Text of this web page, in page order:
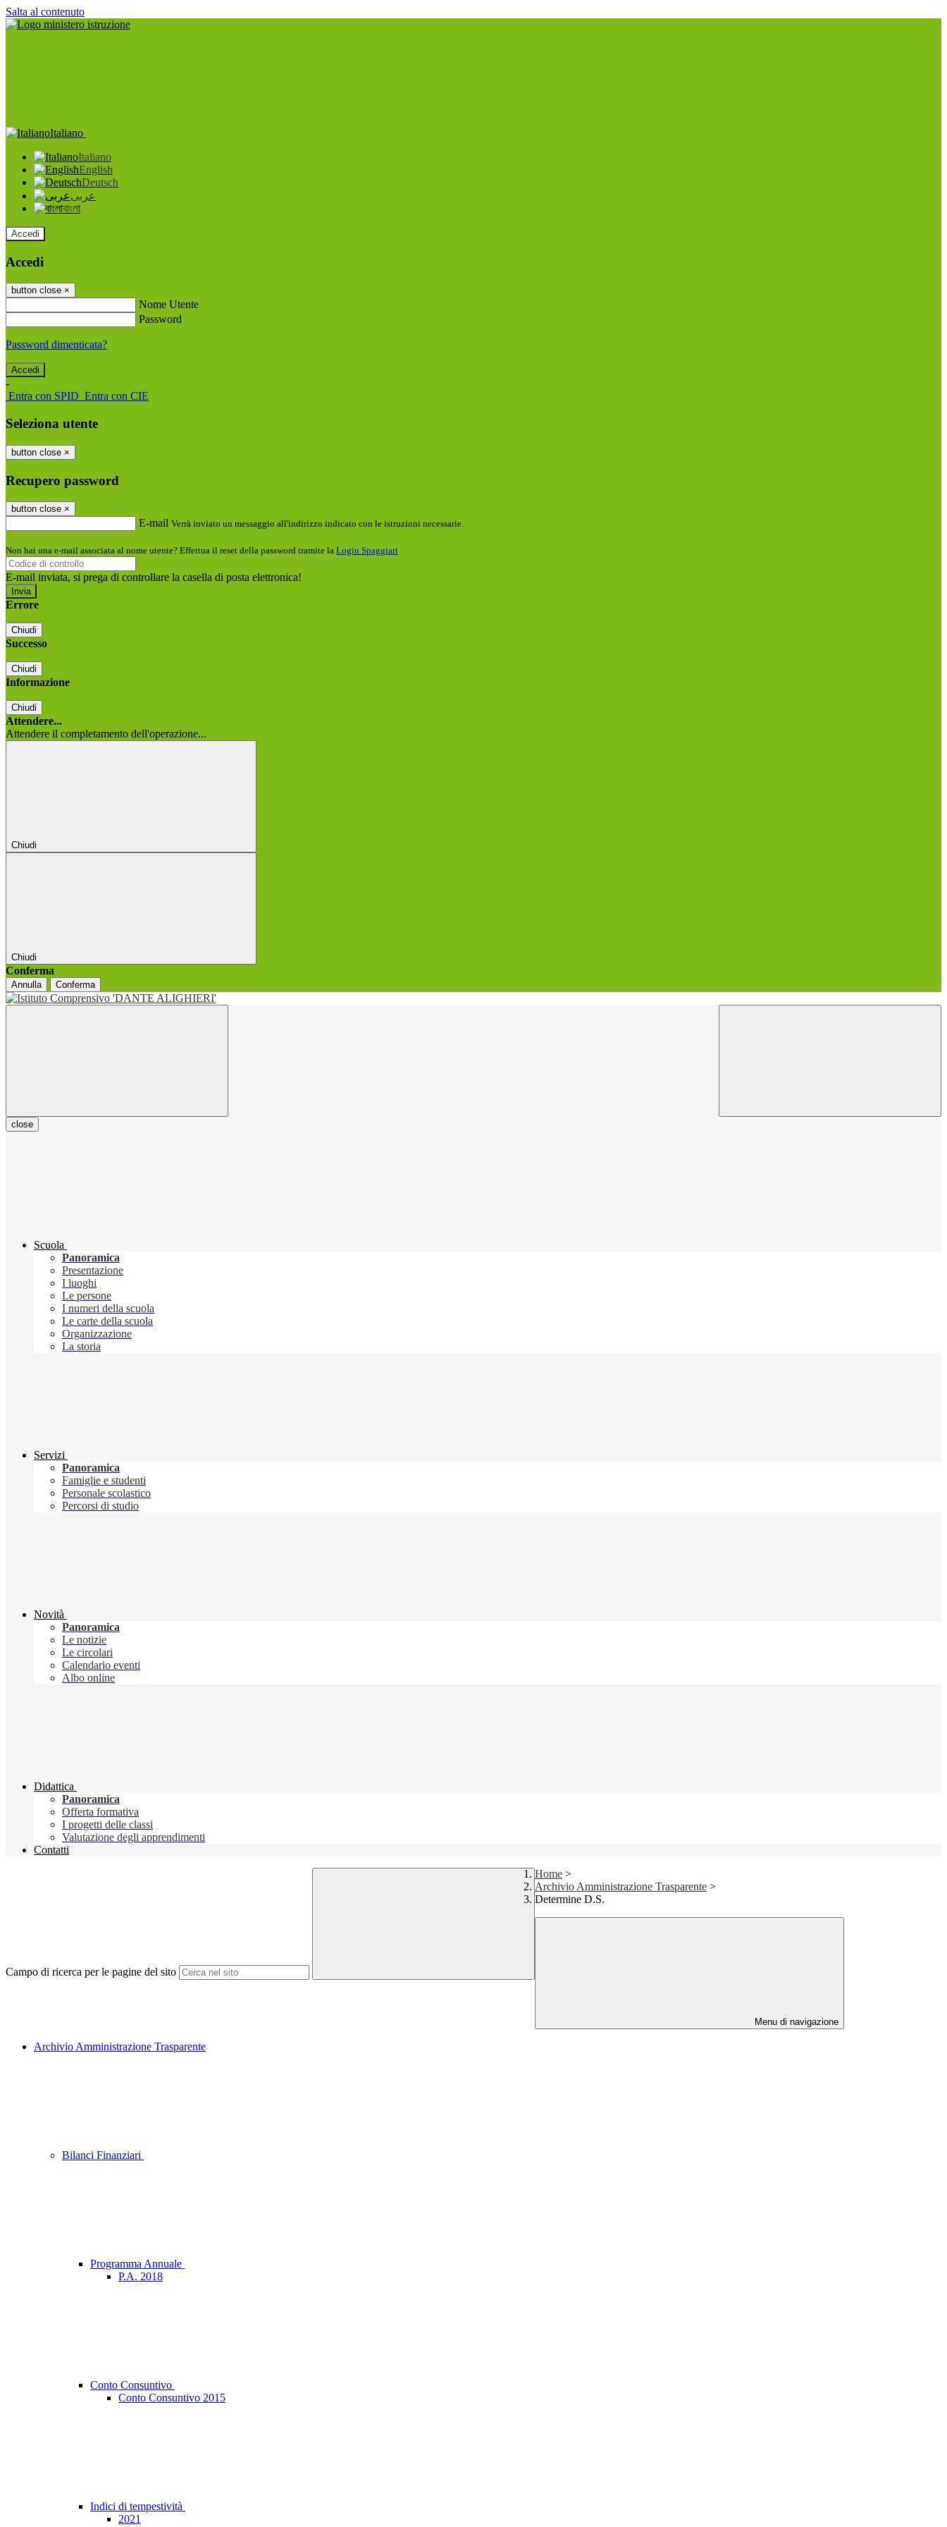
Salta al contenuto
Italiano
Italiano
English
Deutsch
عربى
বাংলা
Accedi
Accedi
button close ×
Nome Utente
Password
Password dimenticata?
-
Entra con SPID Entra con CIE
Seleziona utente
button close ×
Recupero password
button close ×
E-mail Verrà inviato un messaggio all'indirizzo indicato con le istruzioni necessarie.
Non hai una e-mail associata al nome utente? Effettua il reset della password tramite la Login Spaggiari
E-mail inviata, si prega di controllare la casella di posta elettronica!
Errore
Chiudi
Successo
Chiudi
Informazione
Chiudi
Attendere...
Attendere il completamento dell'operazione...
Chiudi
Chiudi
Conferma
Annulla Conferma
close
Scuola
Panoramica
Presentazione
I luoghi
Le persone
I numeri della scuola
Le carte della scuola
Organizzazione
La storia
Servizi
Panoramica
Famiglie e studenti
Personale scolastico
Percorsi di studio
Novità
Panoramica
Le notizie
Le circolari
Calendario eventi
Albo online
Didattica
Panoramica
Offerta formativa
I progetti delle classi
Valutazione degli apprendimenti
Contatti
Campo di ricerca per le pagine del sito
Home >
Archivio Amministrazione Trasparente >
Determine D.S.
Menu di navigazione
Archivio Amministrazione Trasparente
Bilanci Finanziari
Programma Annuale
P.A. 2018
Conto Consuntivo
Conto Consuntivo 2015
Indici di tempestività
2021